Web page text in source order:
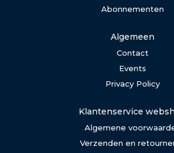
Abonnementen
Algemeen
Contact
Events
Privacy Policy
Klantenservice
Algemene
Verzenden en